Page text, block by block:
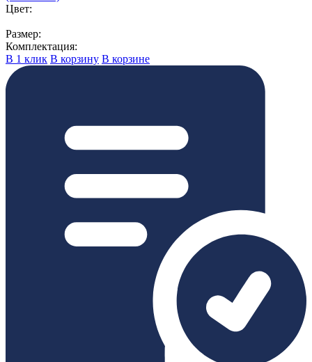
Цвет:
Размер:
Комплектация:
В 1 клик В корзину В корзине